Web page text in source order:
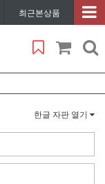
최근본상품
한글 자판 열기